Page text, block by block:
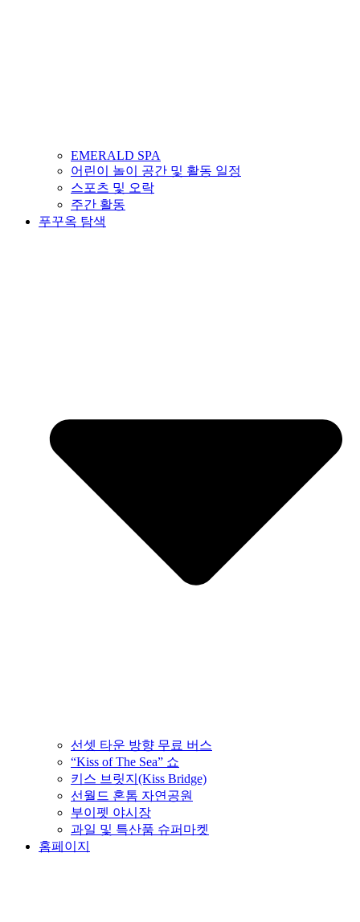
EMERALD SPA
어린이 놀이 공간 및 활동 일정
스포츠 및 오락
주간 활동
푸꾸옥 탐색
선셋 타운 방향 무료 버스
“Kiss of The Sea” 쇼
키스 브릿지(Kiss Bridge)
선월드 혼톰 자연공원
부이펫 야시장
과일 및 특산품 슈퍼마켓
홈페이지